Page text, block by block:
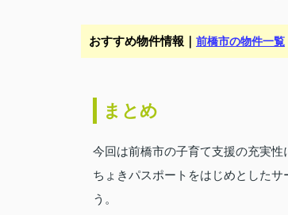
おすすめ物件情報｜ 前橋市の物件一覧
まとめ
今回は前橋市の子育て支援の充実
ちょきパスポートをはじめとした
う。